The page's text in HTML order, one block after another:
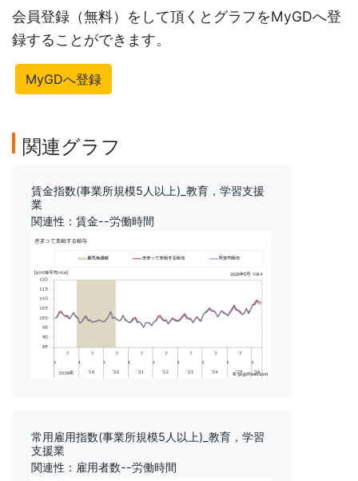
会員登録（無料）をして頂くとグラフをMyGDへ登
録することができます。
MyGDへ登録
関連グラフ
賃金指数(事業所規模5人以上)_教育，学習支援
業
関連性：賃金--労働時間
常用雇用指数(事業所規模5人以上)_教育，学習
支援業
関連性：雇用者数--労働時間